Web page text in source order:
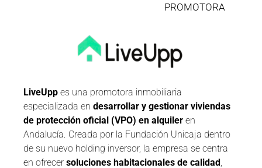
PROMOTORA
LiveUpp es una promotora inmobiliaria
especializada en desarrollar y gestionar viviendas
de protección oficial (VPO) en alquiler en
Andalucía. Creada por la Fundación Unicaja dentro
de su nuevo holding inversor, la empresa se centra
en ofrecer soluciones habitacionales de calidad